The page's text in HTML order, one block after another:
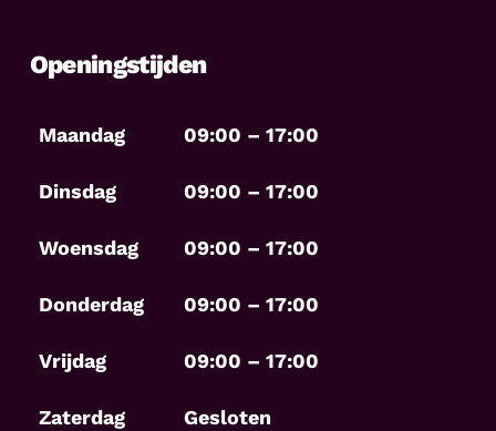
Openingstijden
Maandag 09:00 – 17:00
Dinsdag 09:00 – 17:00
Woensdag 09:00 – 17:00
Donderdag 09:00 – 17:00
Vrijdag 09:00 – 17:00
Zaterdag Gesloten